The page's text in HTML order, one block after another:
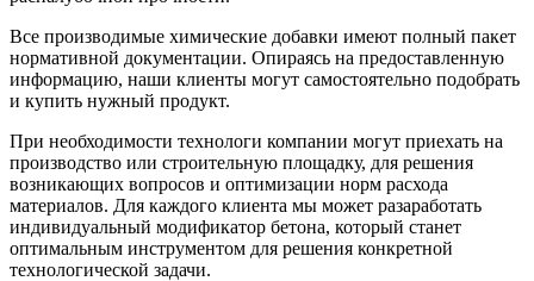
Все производимые химические добавки имеют полный пакет
нормативной документации. Опираясь на предоставленную
информацию, наши клиенты могут самостоятельно подобрать
и купить нужный продукт.
При необходимости технологи компании могут приехать на
производство или строительную площадку, для решения
возникающих вопросов и оптимизации норм расхода
материалов. Для каждого клиента мы может разаработать
индивидуальный модификатор бетона, который станет
оптимальным инструментом для решения конкретной
технологической задачи.